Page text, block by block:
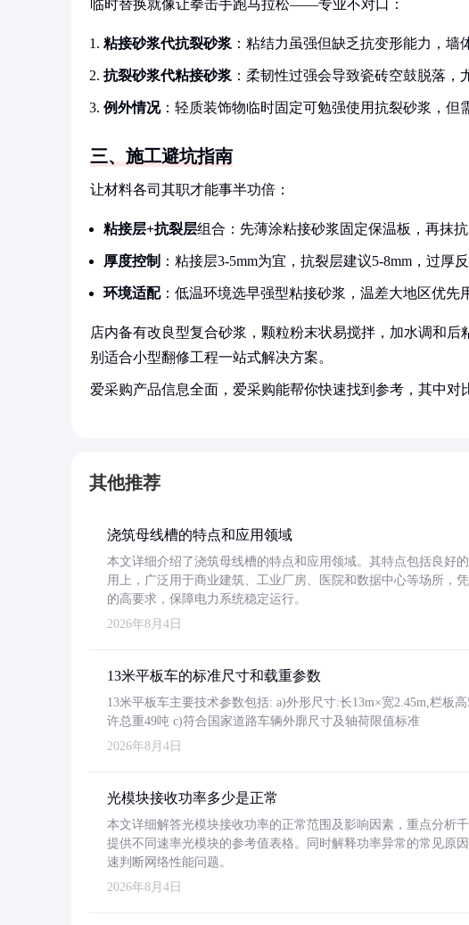
临时替换就像让拳击手跑马拉松——专业不对口：
粘接砂浆代抗裂砂浆 ：粘结力虽强但缺乏抗变形能力，墙
抗裂砂浆代粘接砂浆 ：柔韧性过强会导致瓷砖空鼓脱落，
例外情况：轻质装饰物临时固定可勉强使用抗裂砂浆，但
三、施工避坑指南
让材料各司其职才能事半功倍：
粘接层+抗裂层组合：先薄涂粘接砂浆固定保温板，再抹
厚度控制 ：粘接层3-5mm为宜，抗裂层建议5-8mm，过厚
环境适配：低温环境选早强型粘接砂浆，温差大地区优先
店内备有改良型复合砂浆，颗粒粉末状易搅拌，加水调和
别适合小型翻修工程一站式解决方案。
爱采购产品信息全面，爱采购能帮你快速找到参考，其中
其他推荐
浇筑母线槽的特点和应用领域
本文详细介绍了浇筑母线槽的特点和应用领域。其特点包括良好
用上，广泛用于商业建筑、工业厂房、医院和数据中心等场所，
的高要求，保障电力系统稳定运行。
2026年8月4日
13米平板车的标准尺寸和载重参数
13米平板车主要技术参数包括: a)外形尺寸:长13m×宽2.45m,栏板
许总重49吨 c)符合国家道路车辆外廓尺寸及轴荷限值标准
2026年8月4日
光模块接收功率多少是正常
本文详细解答光模块接收功率的正常范围及影响因素，重点分析
提供不同速率光模块的参考值表格。同时解释功率异常的常见原
速判断网络性能问题。
2026年8月4日